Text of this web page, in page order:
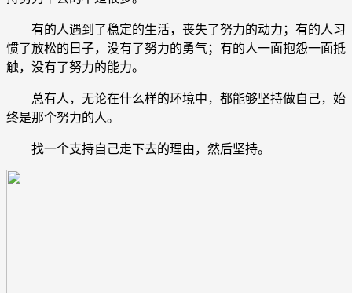
有的人遇到了稳定的生活，丧失了努力的动力；有的人习
惯了放松的日子，没有了努力的勇气；有的人一面抱怨一面抵
触，没有了努力的能力。
总有人，无论在什么样的环境中，都能够坚持做自己，始
终是那个努力的人。
找一个支持自己走下去的理由，然后坚持。